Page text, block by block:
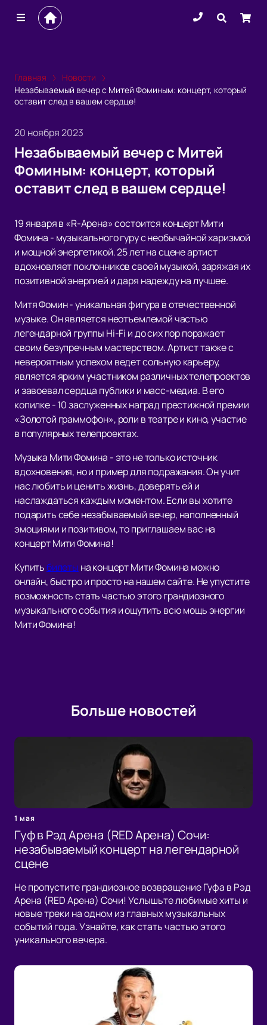
Главная
Новости
Незабываемый вечер с Митей Фоминым: концерт, который
оставит след в вашем сердце!
20 ноября 2023
Незабываемый вечер с Митей
Фоминым: концерт, который
оставит след в вашем сердце!
19 января в «R-Арена» состоится концерт Мити
Фомина - музыкального гуру с необычайной харизмой
и мощной энергетикой. 25 лет на сцене артист
вдохновляет поклонников своей музыкой, заряжая их
позитивной энергией и даря надежду на лучшее.
Митя Фомин - уникальная фигура в отечественной
музыке. Он является неотъемлемой частью
легендарной группы Hi-Fi и до сих пор поражает
своим безупречным мастерством. Артист также с
невероятным успехом ведет сольную карьеру,
является ярким участником различных телепроектов
и завоевал сердца публики и масс-медиа. В его
копилке - 10 заслуженных наград престижной премии
«Золотой граммофон», роли в театре и кино, участие
в популярных телепроектах.
Музыка Мити Фомина - это не только источник
вдохновения, но и пример для подражания. Он учит
нас любить и ценить жизнь, доверять ей и
наслаждаться каждым моментом. Если вы хотите
подарить себе незабываемый вечер, наполненный
эмоциями и позитивом, то приглашаем вас на
концерт Мити Фомина!
Купитьбилеты на концерт Мити Фомина можно
онлайн, быстро и просто на нашем сайте. Не упустите
возможность стать частью этого грандиозного
музыкального события и ощутить всю мощь энергии
Мити Фомина!
Больше новостей
1 мая
Гуф в Рэд Арена (RED Арена) Сочи:
незабываемый концерт на легендарной
сцене
Не пропустите грандиозное возвращение Гуфа в Рэд
Арена (RED Арена) Сочи! Услышьте любимые хиты и
новые треки на одном из главных музыкальных
событий года. Узнайте, как стать частью этого
уникального вечера.